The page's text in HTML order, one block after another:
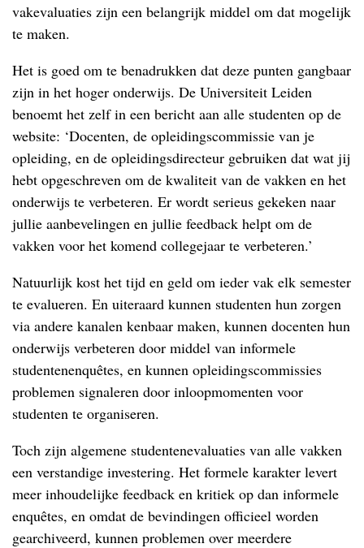
vakevaluaties zijn een belangrijk middel om dat mogelijk
te maken.
Het is goed om te benadrukken dat deze punten gangbaar
zijn in het hoger onderwijs. De Universiteit Leiden
benoemt het zelf in een bericht aan alle studenten op de
website: ‘Docenten, de opleidingscommissie van je
opleiding, en de opleidingsdirecteur gebruiken dat wat jij
hebt opgeschreven om de kwaliteit van de vakken en het
onderwijs te verbeteren. Er wordt serieus gekeken naar
jullie aanbevelingen en jullie feedback helpt om de
vakken voor het komend collegejaar te verbeteren.’
Natuurlijk kost het tijd en geld om ieder vak elk semester
te evalueren. En uiteraard kunnen studenten hun zorgen
via andere kanalen kenbaar maken, kunnen docenten hun
onderwijs verbeteren door middel van informele
studentenenquêtes, en kunnen opleidingscommissies
problemen signaleren door inloopmomenten voor
studenten te organiseren.
Toch zijn algemene studentenevaluaties van alle vakken
een verstandige investering. Het formele karakter levert
meer inhoudelijke feedback en kritiek op dan informele
enquêtes, en omdat de bevindingen officieel worden
gearchiveerd, kunnen problemen over meerdere